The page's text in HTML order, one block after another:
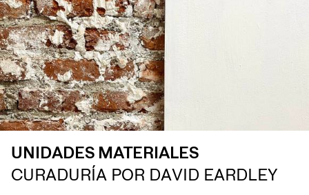
UNIDADES MATERIALES
CURADURÍA POR DAVID EARDLEY